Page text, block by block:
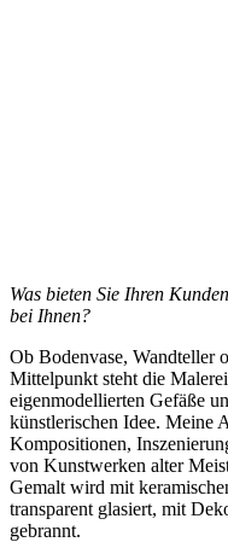
Was bieten Sie Ihren
bei Ihnen?
Ob Bodenvase, Wandteller
Mittelpunkt steht die
eigenmodellierten Gefäße
künstlerischen Idee. Meine
Kompositionen,
von Kunstwerken alter
Gemalt wird mit
transparent glasiert, mit
gebrannt.